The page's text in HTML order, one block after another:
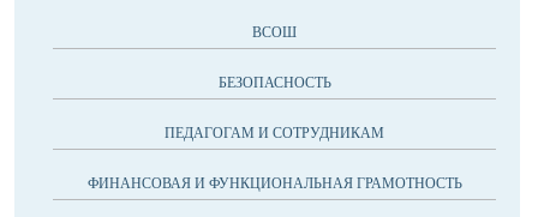
ВСОШ
БЕЗОПАСНОСТЬ
ПЕДАГОГАМ И СОТРУДНИКАМ
ФИНАНСОВАЯ И ФУНКЦИОНАЛЬНАЯ ГРАМОТНОСТЬ